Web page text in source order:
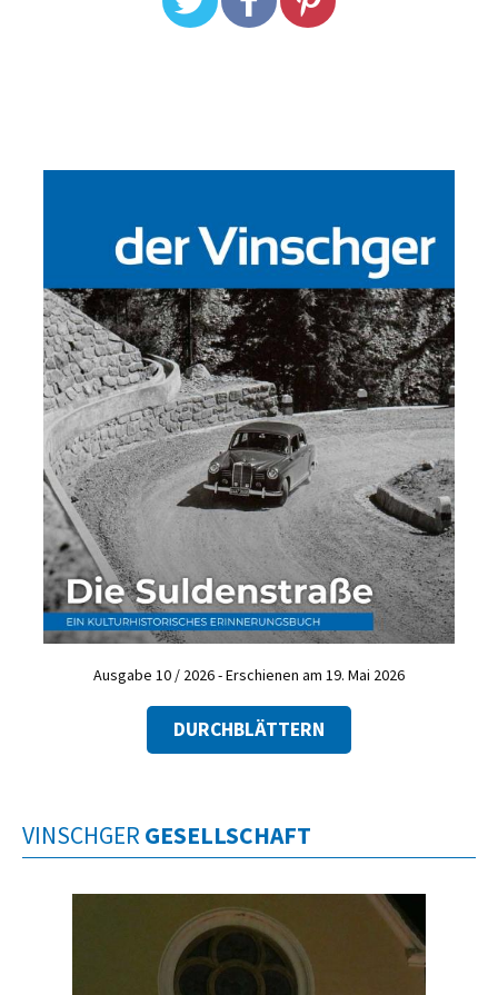
Ausgabe 10 / 2026 - Erschienen am 19. Mai 2026
DURCHBLÄTTERN
VINSCHGER GESELLSCHAFT